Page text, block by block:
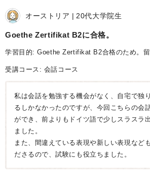
オーストリア 20代大学院生
Goethe Zertifikat B2に合格
学習目的: Goethe Zertifikat B2合格のため。留
受講コース: 会話コース
私は会話を勉強する機会がなく、自宅で独
るしかなかったのですが、今回こちらの会
ができ、前よりもドイツ語で少しスラスラ
ました。
また、間違えている表現や新しい表現など
ださるので、試験にも役立ちました。